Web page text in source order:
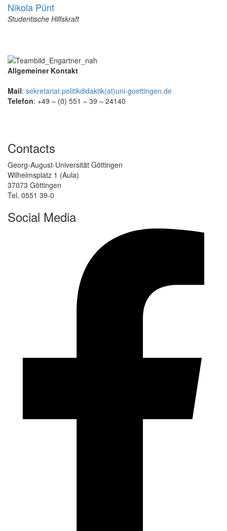
Nikola Pünt
Studentische Hilfskraft
Allgemeiner Kontakt
Mail: sekretariat.politikdidaktik(at)uni-goettingen.de
Telefon: +49 – (0) 551 – 39 – 24140
Contacts
Georg-August-Universität Göttingen
Wilhelmsplatz 1 (Aula)
37073 Göttingen
Tel. 0551 39-0
Social Media